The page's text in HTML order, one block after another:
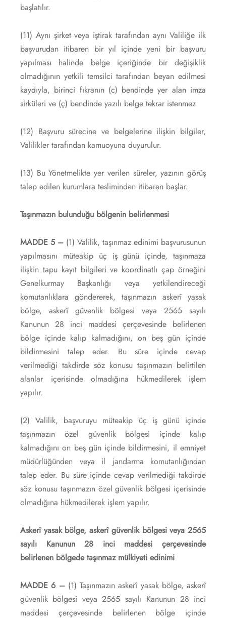
başlatılır.
(11) Aynı şirket veya iştirak tarafından aynı Valiliğe ilk
başvurudan itibaren bir yıl içinde yeni bir başvuru
yapılması halinde belge içeriğinde bir değişiklik
olmadığının yetkili temsilci tarafından beyan edilmesi
kaydıyla, birinci fıkranın (c) bendinde yer alan imza
sirküleri ve (ç) bendinde yazılı belge tekrar istenmez.
(12) Başvuru sürecine ve belgelerine ilişkin bilgiler,
Valilikler tarafından kamuoyuna duyurulur.
(13) Bu Yönetmelikte yer verilen süreler, yazının görüş
talep edilen kurumlara tesliminden itibaren başlar.
Taşınmazın bulunduğu bölgenin belirlenmesi
MADDE 5 – (1) Valilik, taşınmaz edinimi başvurusunun
yapılmasını müteakip üç iş günü içinde, taşınmaza
ilişkin tapu kayıt bilgileri ve koordinatlı çap örneğini
Genelkurmay Başkanlığı veya yetkilendireceği
komutanlıklara göndererek, taşınmazın askerî yasak
bölge, askerî güvenlik bölgesi veya 2565 sayılı
Kanunun 28 inci maddesi çerçevesinde belirlenen
bölge içinde kalıp kalmadığını, on beş gün içinde
bildirmesini talep eder. Bu süre içinde cevap
verilmediği takdirde söz konusu taşınmazın belirtilen
alanlar içerisinde olmadığına hükmedilerek işlem
yapılır.
(2) Valilik, başvuruyu müteakip üç iş günü içinde
taşınmazın özel güvenlik bölgesi içinde kalıp
kalmadığını on beş gün içinde bildirmesini, il emniyet
müdürlüğünden veya il jandarma komutanlığından
talep eder. Bu süre içinde cevap verilmediği takdirde
söz konusu taşınmazın özel güvenlik bölgesi içerisinde
olmadığına hükmedilerek işlem yapılır.
Askerî yasak bölge, askerî güvenlik bölgesi veya 2565
sayılı Kanunun 28 inci maddesi çerçevesinde
belirlenen bölgede taşınmaz mülkiyeti edinimi
MADDE 6 –(1) Taşınmazın askerî yasak bölge, askerî
güvenlik bölgesi veya 2565 sayılı Kanunun 28 inci
maddesi çerçevesinde belirlenen bölge içinde